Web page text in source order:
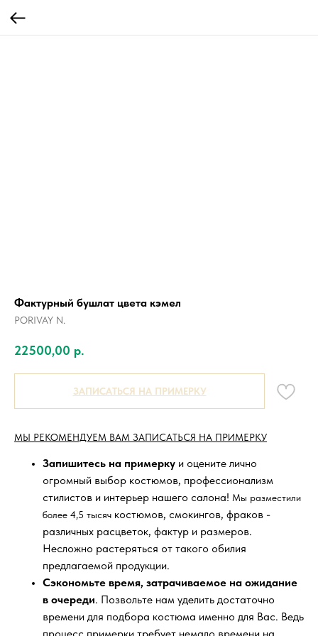
Фактурный бушлат цвета кэмел
PORIVAY N.
22500,00 р.
ЗАПИСАТЬСЯ НА ПРИМЕРКУ
МЫ РЕКОМЕНДУЕМ ВАМ ЗАПИСАТЬСЯ НА ПРИМЕРКУ
Запишитесь на примерку и оцените лично
огромный выбор костюмов, профессионализм
стилистов и интерьер нашего салона! Мы разместили
более 4,5 тысяч костюмов, смокингов, фраков -
различных расцветок, фактур и размеров.
Несложно растеряться от такого обилия
предлагаемой продукции.
Сэкономьте время, затрачиваемое на ожидание
в очереди. Позвольте нам уделить достаточно
времени для подбора костюма именно для Вас. Ведь